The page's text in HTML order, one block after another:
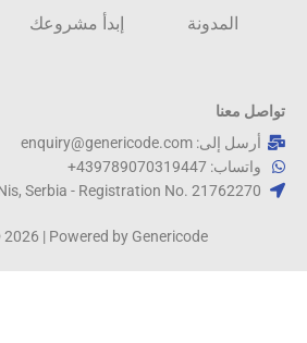
المدونة إبدأ مشروعك
تواصل معنا
أرسل إلى: enquiry@genericode.com
واتساب: 439789070319447+
Serbia - Registration No. 21762270​
| Powered by Genericode